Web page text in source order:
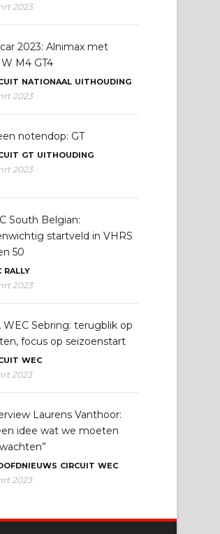
2023
2023: Alnimax met
M4 GT4
NATIONAAL UITHOUDING
2023
notendop: GT
GT UITHOUDING
2023
South Belgian:
startveld in VHRS
50
RALLY
2023
WEC Sebring: terugblik op
focus op seizoenstart
WEC
2023
Laurens Vanthoor:
idee wat we moeten
CIRCUIT WEC
2023